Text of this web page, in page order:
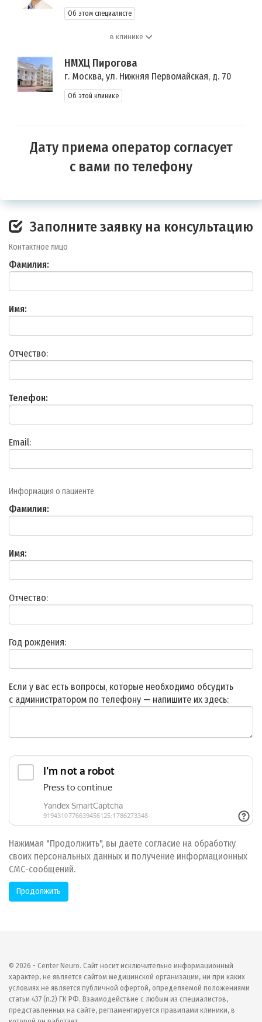
Об этом специалисте
в клинике
НМХЦ Пирогова
г. Москва, ул. Нижняя Первомайская, д. 70
Об этой клинике
Дату приема оператор согласует
с вами по телефону
Заполните заявку на консультацию
Контактное лицо
Фамилия:
Имя:
Отчество:
Телефон:
Email:
Информация о пациенте
Фамилия:
Имя:
Отчество:
Год рождения:
Если у вас есть вопросы, которые необходимо обсудить
с администратором по телефону — напишите их здесь:
Нажимая "Продолжить", вы даете согласие на обработку
своих персональных данных и получение информационных
СМС-сообщений.
© 2026 - Center Neuro. Сайт носит исключительно информационный
характер, не является сайтом медицинской организации, ни при каких
условиях не является публичной офертой, определяемой положениями
статьи 437 (п.2) ГК РФ. Взаимодействие с любым из специалистов,
представленных на сайте, регламентируется правилами клиники, в